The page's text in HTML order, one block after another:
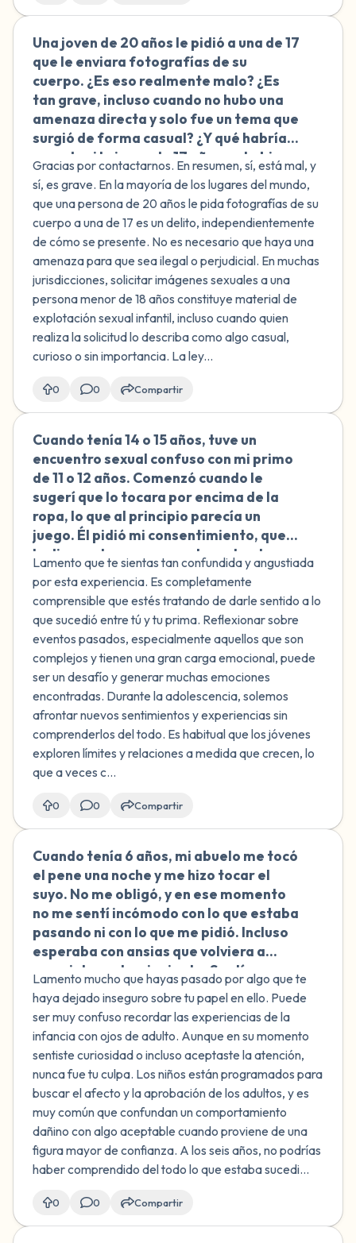
Una joven de 20 años le pidió a una de 17
que le enviara fotografías de su
cuerpo. ¿Es eso realmente malo? ¿Es
tan grave, incluso cuando no hubo una
amenaza directa y solo fue un tema que
surgió de forma casual? ¿Y qué habría
pasado si la joven de 17 años no hubiera
enviado nada?
Gracias por contactarnos. En resumen, sí, está mal, y
sí, es grave. En la mayoría de los lugares del mundo,
que una persona de 20 años le pida fotografías de su
cuerpo a una de 17 es un delito, independientemente
de cómo se presente. No es necesario que haya una
amenaza para que sea ilegal o perjudicial. En muchas
jurisdicciones, solicitar imágenes sexuales a una
persona menor de 18 años constituye material de
explotación sexual infantil, incluso cuando quien
realiza la solicitud lo describa como algo casual,
curioso o sin importancia. La ley...
0 0 Compartir
Cuando tenía 14 o 15 años, tuve un
encuentro sexual confuso con mi primo
de 11 o 12 años. Comenzó cuando le
sugerí que lo tocara por encima de la
ropa, lo que al principio parecía un
juego. Él pidió mi consentimiento, que
le di, pero las cosas escalaron hasta
llegar a un intento de penetración y a un
toqueteo guiado de mis partes
privadas. Me quedé paralizada y en
silencio durante todo el proceso,
disociándome de la experiencia.
Después, mi comportamiento cambió
drásticamente: me volví agresiva con
él, desarrollé una relación intensa con
la pornografía y sentí que mi habitación
estaba contaminada por su presencia.
Estoy confundida sobre mi papel desde
que inicié el contacto inicial, pero luego
me quedé paralizada cuando se
víctima, y por qué no lo detuve cuando
me pareció incorrecto.
Lamento que te sientas tan confundida y angustiada
por esta experiencia. Es completamente
comprensible que estés tratando de darle sentido a lo
que sucedió entre tú y tu prima. Reflexionar sobre
eventos pasados, especialmente aquellos que son
complejos y tienen una gran carga emocional, puede
ser un desafío y generar muchas emociones
encontradas. Durante la adolescencia, solemos
afrontar nuevos sentimientos y experiencias sin
comprenderlos del todo. Es habitual que los jóvenes
exploren límites y relaciones a medida que crecen, lo
que a veces c...
0 0 Compartir
Cuando tenía 6 años, mi abuelo me tocó
el pene una noche y me hizo tocar el
suyo. No me obligó, y en ese momento
no me sentí incómodo con lo que estaba
pasando ni con lo que me pidió. Incluso
esperaba con ansias que volviera a
ocurrir la noche siguiente. Sentía
curiosidad y quería más. ¿Me hace esto
cómplice o culpable?
Lamento mucho que hayas pasado por algo que te
haya dejado inseguro sobre tu papel en ello. Puede
ser muy confuso recordar las experiencias de la
infancia con ojos de adulto. Aunque en su momento
sentiste curiosidad o incluso aceptaste la atención,
nunca fue tu culpa. Los niños están programados para
buscar el afecto y la aprobación de los adultos, y es
muy común que confundan un comportamiento
dañino con algo aceptable cuando proviene de una
figura mayor de confianza. A los seis años, no podrías
haber comprendido del todo lo que estaba sucedi...
0 0 Compartir